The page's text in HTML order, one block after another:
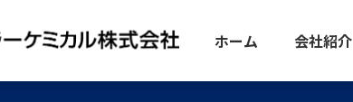
ホーム 会社紹介